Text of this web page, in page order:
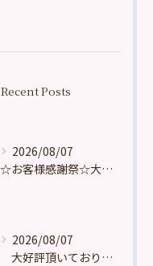
Recent Posts
2026/08/07
☆お客様感謝祭☆大好評頂いております。
2026/08/07
大好評頂いております。